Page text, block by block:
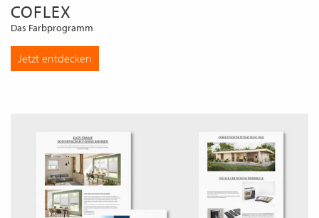
COFLEX
Das Farbprogramm
Jetzt entdecken